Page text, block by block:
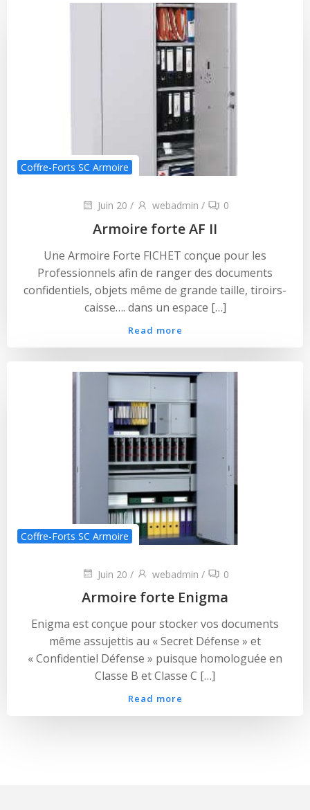
Coffre-Forts SC Armoire
Juin 20 / webadmin / 0
Armoire forte AF II
Une Armoire Forte FICHET conçue pour les
Professionnels afin de ranger des documents
confidentiels, objets même de grande taille, tiroirs-
caisse…. dans un espace […]
Read more
Coffre-Forts SC Armoire
Juin 20 / webadmin / 0
Armoire forte Enigma
Enigma est conçue pour stocker vos documents
même assujettis au « Secret Défense » et
« Confidentiel Défense » puisque homologuée en
Classe B et Classe C […]
Read more